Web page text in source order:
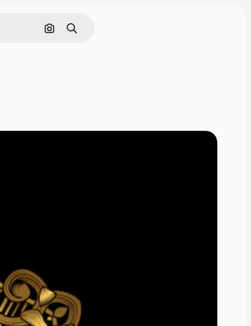
Поиск по изображению
Поиск